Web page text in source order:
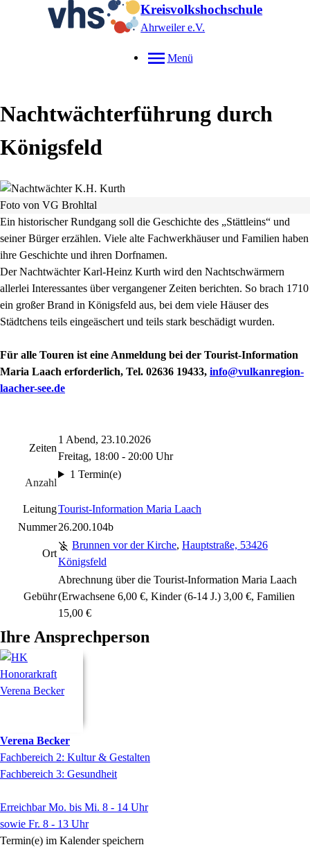
Kreisvolkshochschule
Ahrweiler e.V.
Menü
Nachtwächterführung durch
Königsfeld
Foto von VG Brohltal
Ein historischer Rundgang soll die Geschichte des „Stättleins“ und
seiner Bürger erzählen. Viele alte Fachwerkhäuser und Familien haben
ihre Geschichte und ihren Dorfnamen.
Der Nachtwächter Karl-Heinz Kurth wird den Nachtschwärmern
allerlei Interessantes über vergangener Zeiten berichten. So brach 1710
ein großer Brand in Königsfeld aus, bei dem viele Häuser des
Städtchens teils eingeäschert und teils stark beschädigt wurden.
Für alle Touren ist eine Anmeldung bei der Tourist-Information
Maria Laach erforderlich, Tel. 02636 19433, info@vulkanregion-
laacher-see.de
Zeiten
1 Abend, 23.10.2026
Freitag, 18:00 - 20:00 Uhr
Anzahl
1 Termin(e)
LeitungTourist-Information Maria Laach
Nummer26.200.104b
Ort
Brunnen vor der Kirche, Hauptstraße, 53426
Königsfeld
Gebühr
Abrechnung über die Tourist-Information Maria Laach
(Erwachsene 6,00 €, Kinder (6-14 J.) 3,00 €, Familien
15,00 €
Ihre Ansprechperson
Verena Becker
Fachbereich 2: Kultur & Gestalten
Fachbereich 3: Gesundheit
Erreichbar Mo. bis Mi. 8 - 14 Uhr
sowie Fr. 8 - 13 Uhr
Termin(e) im Kalender speichern